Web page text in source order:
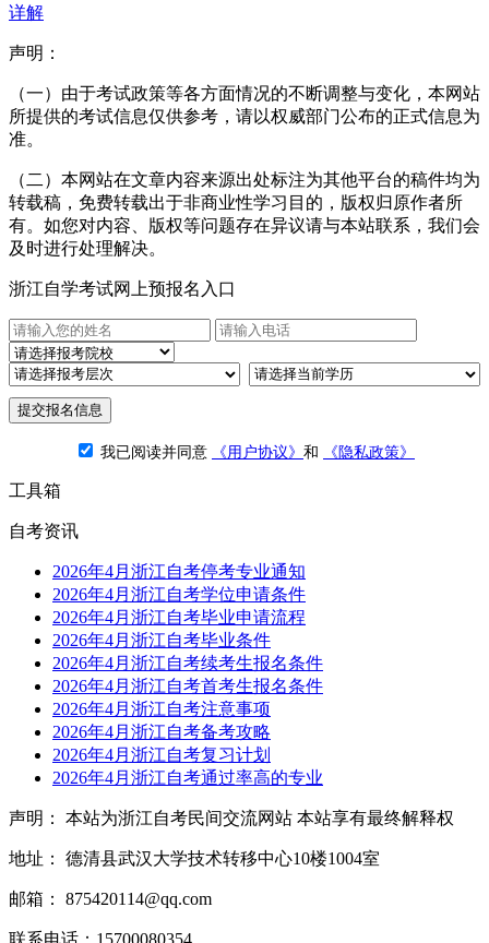
详解
声明：
（一）由于考试政策等各方面情况的不断调整与变化，本网站
所提供的考试信息仅供参考，请以权威部门公布的正式信息为
准。
（二）本网站在文章内容来源出处标注为其他平台的稿件均为
转载稿，免费转载出于非商业性学习目的，版权归原作者所
有。如您对内容、版权等问题存在异议请与本站联系，我们会
及时进行处理解决。
浙江自学考试网上预报名入口
提交报名信息
我已阅读并同意 《用户协议》 和 《隐私政策》
工具箱
自考资讯
2026年4月浙江自考停考专业通知
2026年4月浙江自考学位申请条件
2026年4月浙江自考毕业申请流程
2026年4月浙江自考毕业条件
2026年4月浙江自考续考生报名条件
2026年4月浙江自考首考生报名条件
2026年4月浙江自考注意事项
2026年4月浙江自考备考攻略
2026年4月浙江自考复习计划
2026年4月浙江自考通过率高的专业
声明： 本站为浙江自考民间交流网站 本站享有最终解释权
地址： 德清县武汉大学技术转移中心10楼1004室
邮箱： 875420114@qq.com
联系电话：15700080354